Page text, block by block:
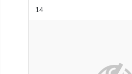
14